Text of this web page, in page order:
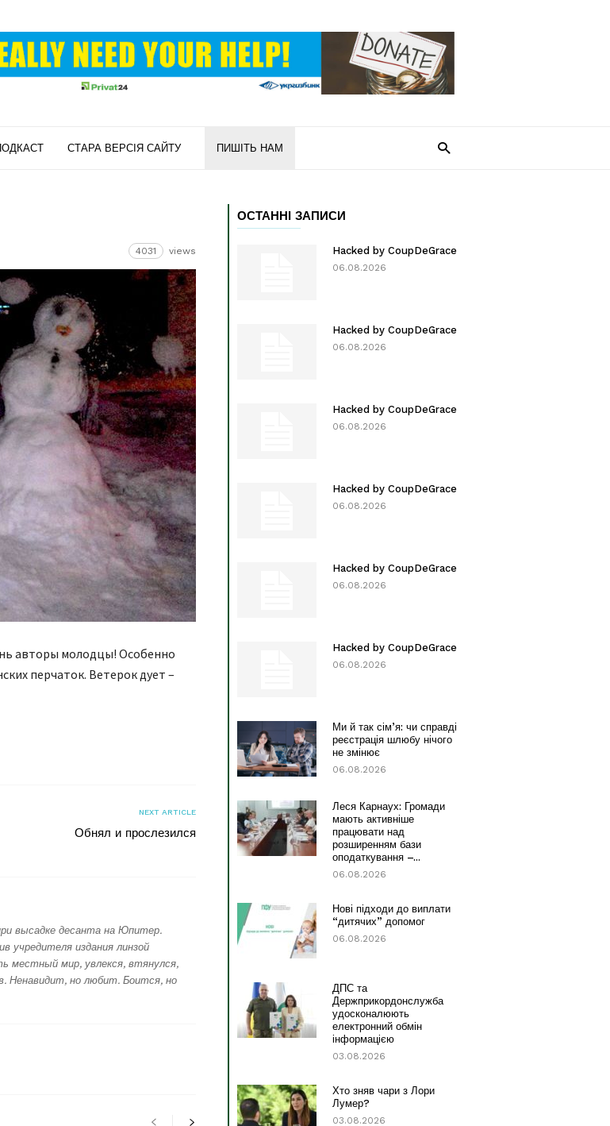
СТАРА ВЕРСІЯ САЙТУ ПИШІТЬ НАМ
4031 views
авторы молодцы! Особенно
перчаток. Ветерок дует –
NEXT ARTICLE
Обнял и прослезился
высадке десанта на Юпитер.
учредителя издания линзой
местный мир, увлекся, втянулся,
Ненавидит, но любит. Боится, но
ОСТАННІ ЗАПИСИ
Hacked by CoupDeGrace
06.08.2026
Hacked by CoupDeGrace
06.08.2026
Hacked by CoupDeGrace
06.08.2026
Hacked by CoupDeGrace
06.08.2026
Hacked by CoupDeGrace
06.08.2026
Hacked by CoupDeGrace
06.08.2026
Ми й так сім’я: чи справді
реєстрація шлюбу нічого
не змінює
06.08.2026
Леся Карнаух: Громади
мають активніше
працювати над
розширенням бази
оподаткування –...
06.08.2026
Нові підходи до виплати
“дитячих” допомог
06.08.2026
ДПС та
Держприкордонслужба
удосконалюють
електронний обмін
інформацією
03.08.2026
Хто зняв чари з Лори
Лумер?
03.08.2026